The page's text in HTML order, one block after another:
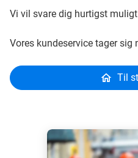
Vi vil svare dig hurtigst
Vores kundeservice tager sig
Til